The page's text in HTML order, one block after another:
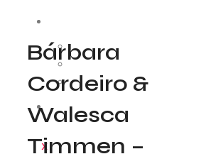
Cápsulas
Arquivo
CONTACTO
X
Bárbara
Cordeiro &
Walesca
Timmen –